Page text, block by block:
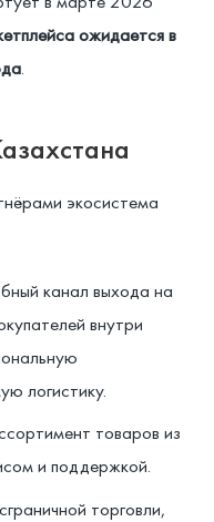
ожидается в
.
экосистема
канал выхода на
внутри
логистику.
товаров из
и поддержкой.
торговли,